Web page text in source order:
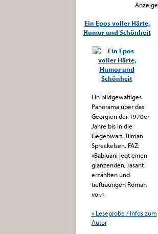
Anzeige
Ein Epos voller Härte,
Humor und Schönheit
Ein bildgewaltiges
Panorama über das
Georgien der 1970er
Jahre bis in die
Gegenwart. Tilman
Spreckelsen, FAZ:
»Babluani legt einen
glänzenden, rasant
erzählten und
tieftraurigen Roman
vor.«
» Leseprobe / Infos zum
Autor